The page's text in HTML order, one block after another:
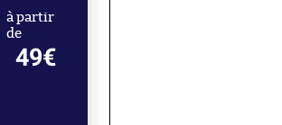
à partir
de
49€